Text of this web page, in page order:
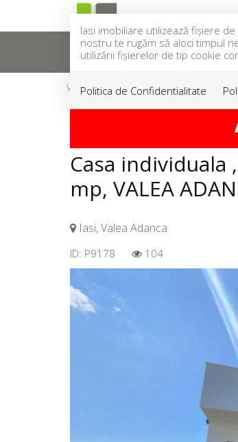
Iasi imobiliare utilizează fişiere
nostru te rugăm să aloci timpul
utilizării fişierelor de tip cookie
Politica de Confidentialitate
ACASA
Vanzare Case Iasi Valea Adanca
Casa individuala
mp, VALEA
Iasi, Valea Adanca
ID: P9178 104